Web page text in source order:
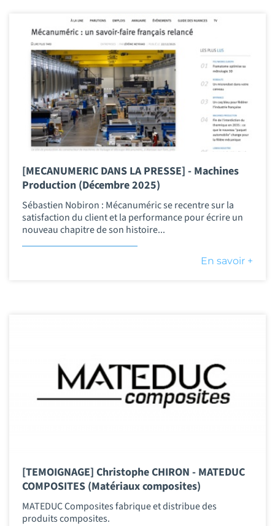
[MECANUMERIC DANS LA PRESSE] - Machines
Production (Décembre 2025)
Sébastien Nobiron : Mécanuméric se recentre sur la
satisfaction du client et la performance pour écrire un
nouveau chapitre de son histoire...
En savoir +
[TEMOIGNAGE] Christophe CHIRON - MATEDUC
COMPOSITES (Matériaux composites)
MATEDUC Composites fabrique et distribue des
produits composites.